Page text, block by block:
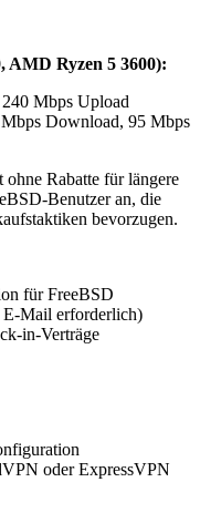
AMD Ryzen 5 3600):
Mbps Upload
Download, 95 Mbps
Rabatte für längere
Benutzer an, die
bevorzugen.
für FreeBSD
E-Mail erforderlich)
in-Verträge
oder ExpressVPN